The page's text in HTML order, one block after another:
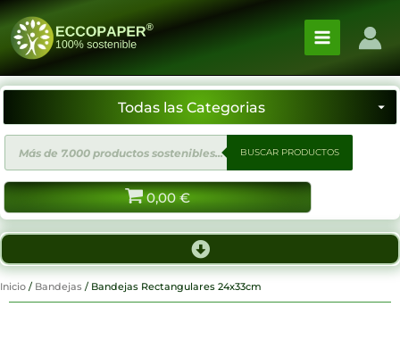
Ir
contenido
de
productos
BUSCAR PRODUCTOS
0,00 €
Inicio / Bandejas / Bandejas Rectangulares 24x33cm